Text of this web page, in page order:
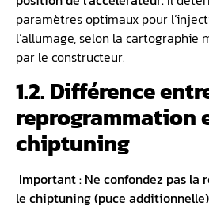
paramètres optimaux pour
l’allumage, selon la cartographie
par le constructeur.
1.2. Différence
reprogrammation
chiptuning
Important : Ne confondez pas
le chiptuning (puce additionnelle)